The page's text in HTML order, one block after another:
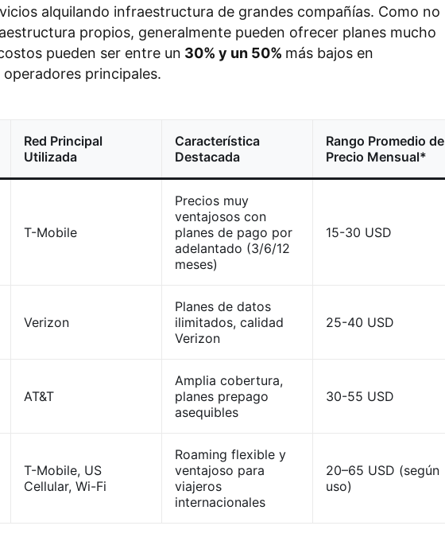
alquilando infraestructura de grandes compañías. Como no
propios, generalmente pueden ofrecer planes mucho
pueden ser entre un 30% y un 50% más bajos en
principales.
Red Principal
Utilizada
Característica
Destacada
Rango Promedio de
Precio Mensual*
T-Mobile
Precios muy
ventajosos con
planes de pago por
adelantado (3/6/12
meses)
15-30 USD
Verizon
Planes de datos
ilimitados, calidad
Verizon
25-40 USD
AT&T
Amplia cobertura,
planes prepago
asequibles
30-55 USD
T-Mobile, US
Cellular, Wi-Fi
Roaming flexible y
ventajoso para
viajeros
internacionales
20–65 USD (según
uso)